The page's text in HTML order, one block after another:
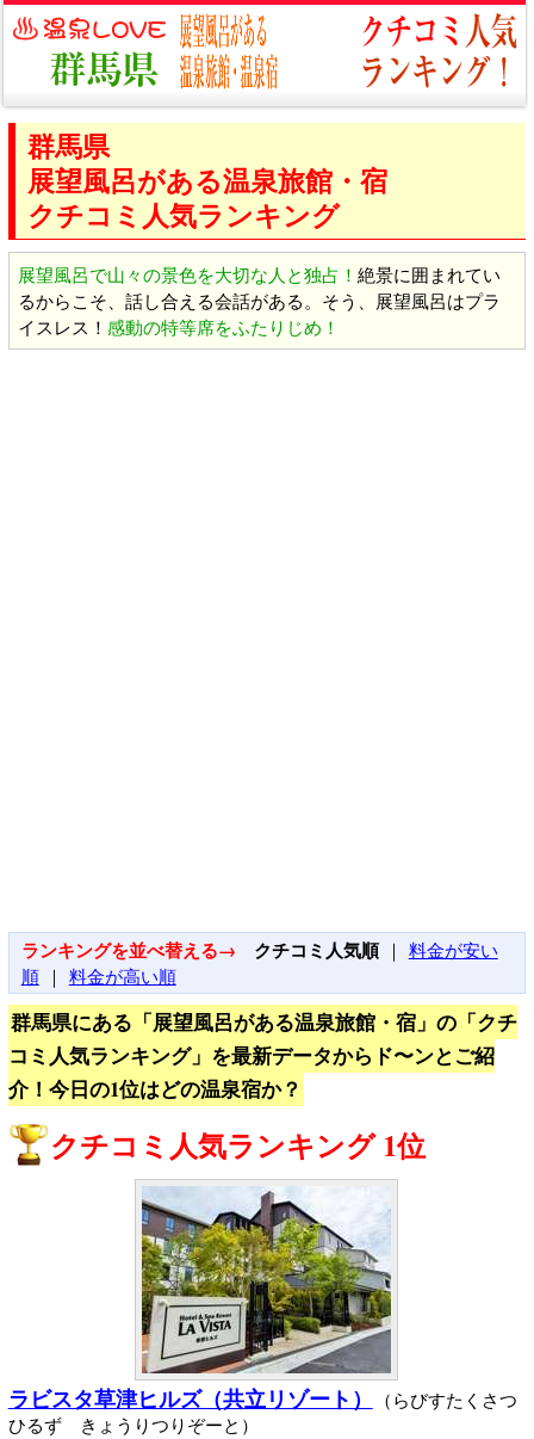
群馬県
展望風呂がある温泉旅館・宿
クチコミ人気ランキング
展望風呂で山々の景色を大切な人と独占！ 絶景に囲まれてい
るからこそ、話し合える会話がある。そう、展望風呂はプラ
イスレス！ 感動の特等席をふたりじめ！
ランキングを並べ替える→ クチコミ人気順｜ 料金が安い
順｜ 料金が高い順
群馬県にある「展望風呂がある温泉旅館・宿」の「クチ
コミ人気ランキング」を最新データからド〜ンとご紹
介！今日の1位はどの温泉宿か？
クチコミ人気ランキング 1位
ラビスタ草津ヒルズ（共立リゾート）
（らびすたくさつ
ひるず きょうりつりぞーと）